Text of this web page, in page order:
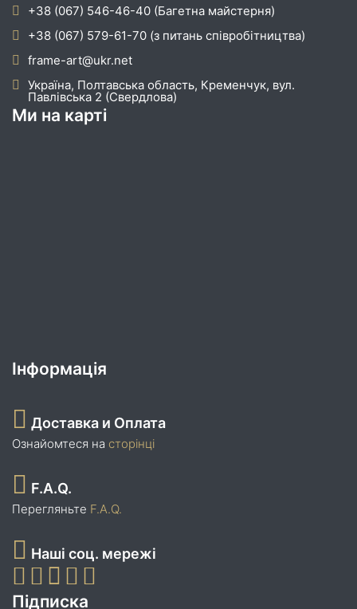
+38 (067) 546-46-40 (Багетна майстерня)
+38 (067) 579-61-70 (з питань співробітництва)
frame-art@ukr.net
Україна, Полтавська область, Кременчук, вул.
Павлівська 2 (Свердлова)
Ми на карті
Інформація
Доставка и Оплата
Ознайомтеся на сторінці
F.A.Q.
Перегляньте F.A.Q.
Наші соц. мережі
Підписка